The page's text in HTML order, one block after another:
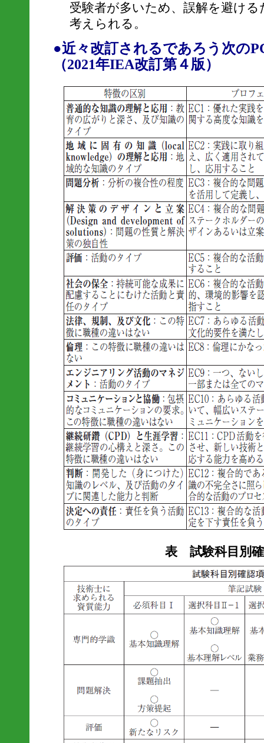
受験者が多いため、誤解を避け
考えられる。
●近々改訂されるであろう次の
（2021年IEA改訂第４版）
表 試験科目別